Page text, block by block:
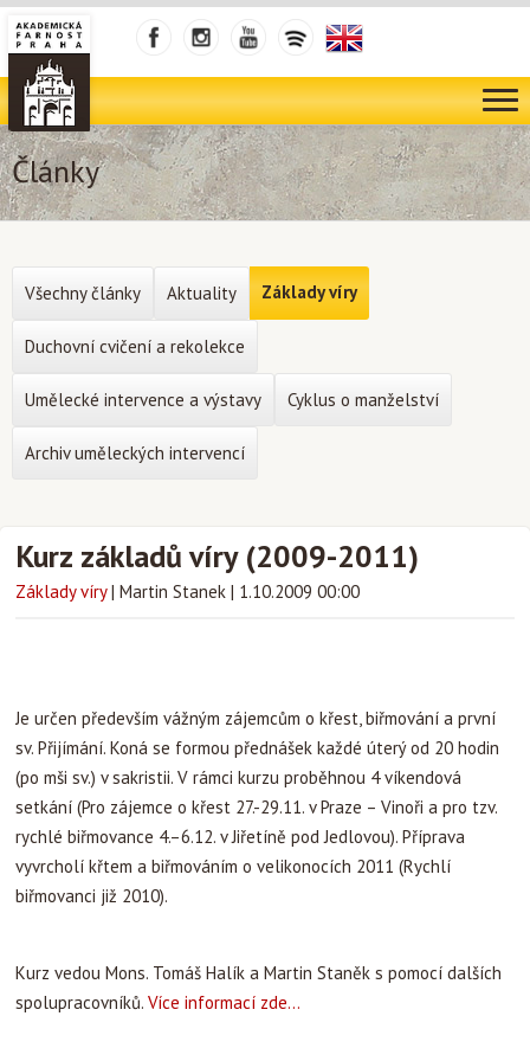
Články
Kurz základů víry (2009-2011)
Základy víry | Martin Stanek | 1.10.2009 00:00
Je určen především vážným zájemcům o křest, biřmování a první
sv. Přijímání. Koná se formou přednášek každé úterý od 20 hodin
(po mši sv.) v sakristii. V rámci kurzu proběhnou 4 víkendová
setkání (Pro zájemce o křest 27.-29.11. v Praze – Vinoři a pro tzv.
rychlé biřmovance 4.–6.12. v Jiřetíně pod Jedlovou). Příprava
vyvrcholí křtem a biřmováním o velikonocích 2011 (Rychlí
biřmovanci již 2010).
Kurz vedou Mons. Tomáš Halík a Martin Staněk s pomocí dalších
spolupracovníků. Více informací zde...
Všechny články Aktuality Základy víry
Duchovní cvičení a rekolekce
Umělecké intervence a výstavy Cyklus o manželství
Archiv uměleckých intervencí